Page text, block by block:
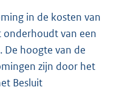
in de kosten van
van een
De hoogte van de
zijn door het
Besluit